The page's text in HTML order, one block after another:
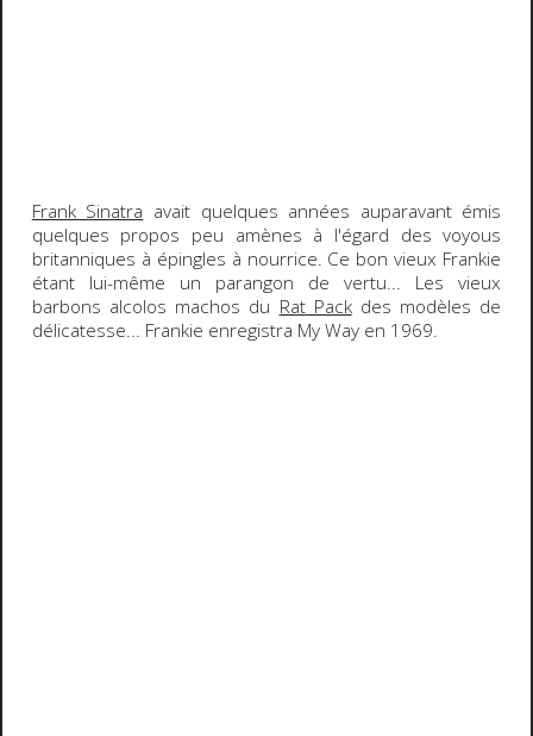
Frank Sinatra avait quelques années auparavant émis
quelques propos peu amènes à l'égard des voyous
britanniques à épingles à nourrice. Ce bon vieux Frankie
étant lui-même un parangon de vertu... Les vieux
barbons alcolos machos du Rat Packdes modèles de
délicatesse... Frankie enregistra My Wayen 1969.